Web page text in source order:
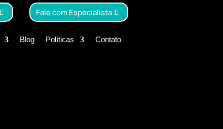
Fale com Especialista
Blog Políticas Contato